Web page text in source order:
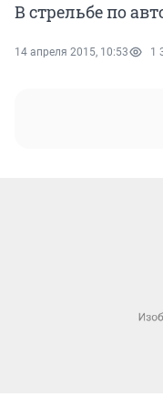
В стрельбе по
14 апреля 2015, 10:53 1